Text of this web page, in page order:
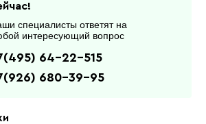
специалисты ответят на
интересующий вопрос
64-22-515
680-39-95